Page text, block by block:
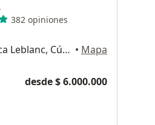
382 opiniones
Avenida 9e # 10 - 57 Clínica Leblanc, Cúcuta • Mapa
desde $ 6.000.000